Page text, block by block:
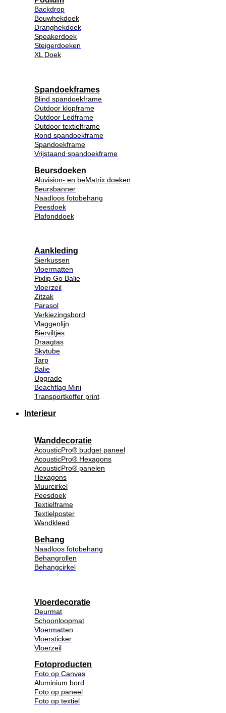
Backdrop
Bouwhekdoek
Dranghekdoek
Speakerdoek
Steigerdoeken
XL Doek
Spandoekframes
Blind spandoekframe
Outdoor klopframe
Outdoor Ledframe
Outdoor textielframe
Rond spandoekframe
Spandoekframe
Vrijstaand spandoekframe
Beursdoeken
Aluvision- en beMatrix doeken
Beursbanner
Naadloos fotobehang
Peesdoek
Plafonddoek
Aankleding
Sierkussen
Vloermatten
Pixlip Go Balie
Vloerzeil
Zitzak
Parasol
Verkiezingsbord
Vlaggenlijn
Bierviltjes
Draagtas
Skytube
Tarp
Balie
Upgrade
Beachflag Mini
Transportkoffer print
Interieur
Wanddecoratie
AcousticPro® budget paneel
AcousticPro® Hexagons
AcousticPro® panelen
Hexagons
Muurcirkel
Peesdoek
Textielframe
Textielposter
Wandkleed
Behang
Naadloos fotobehang
Behangrollen
Behangcirkel
Vloerdecoratie
Deurmat
Schoonloopmat
Vloermatten
Vloersticker
Vloerzeil
Fotoproducten
Foto op Canvas
Aluminium bord
Foto op paneel
Foto op textiel